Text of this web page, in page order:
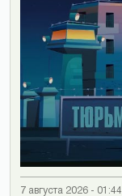
7 августа 2026 - 01:44